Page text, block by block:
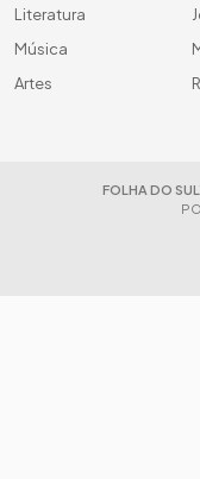
Literatura
Música
Artes
FOLHA DO SUL